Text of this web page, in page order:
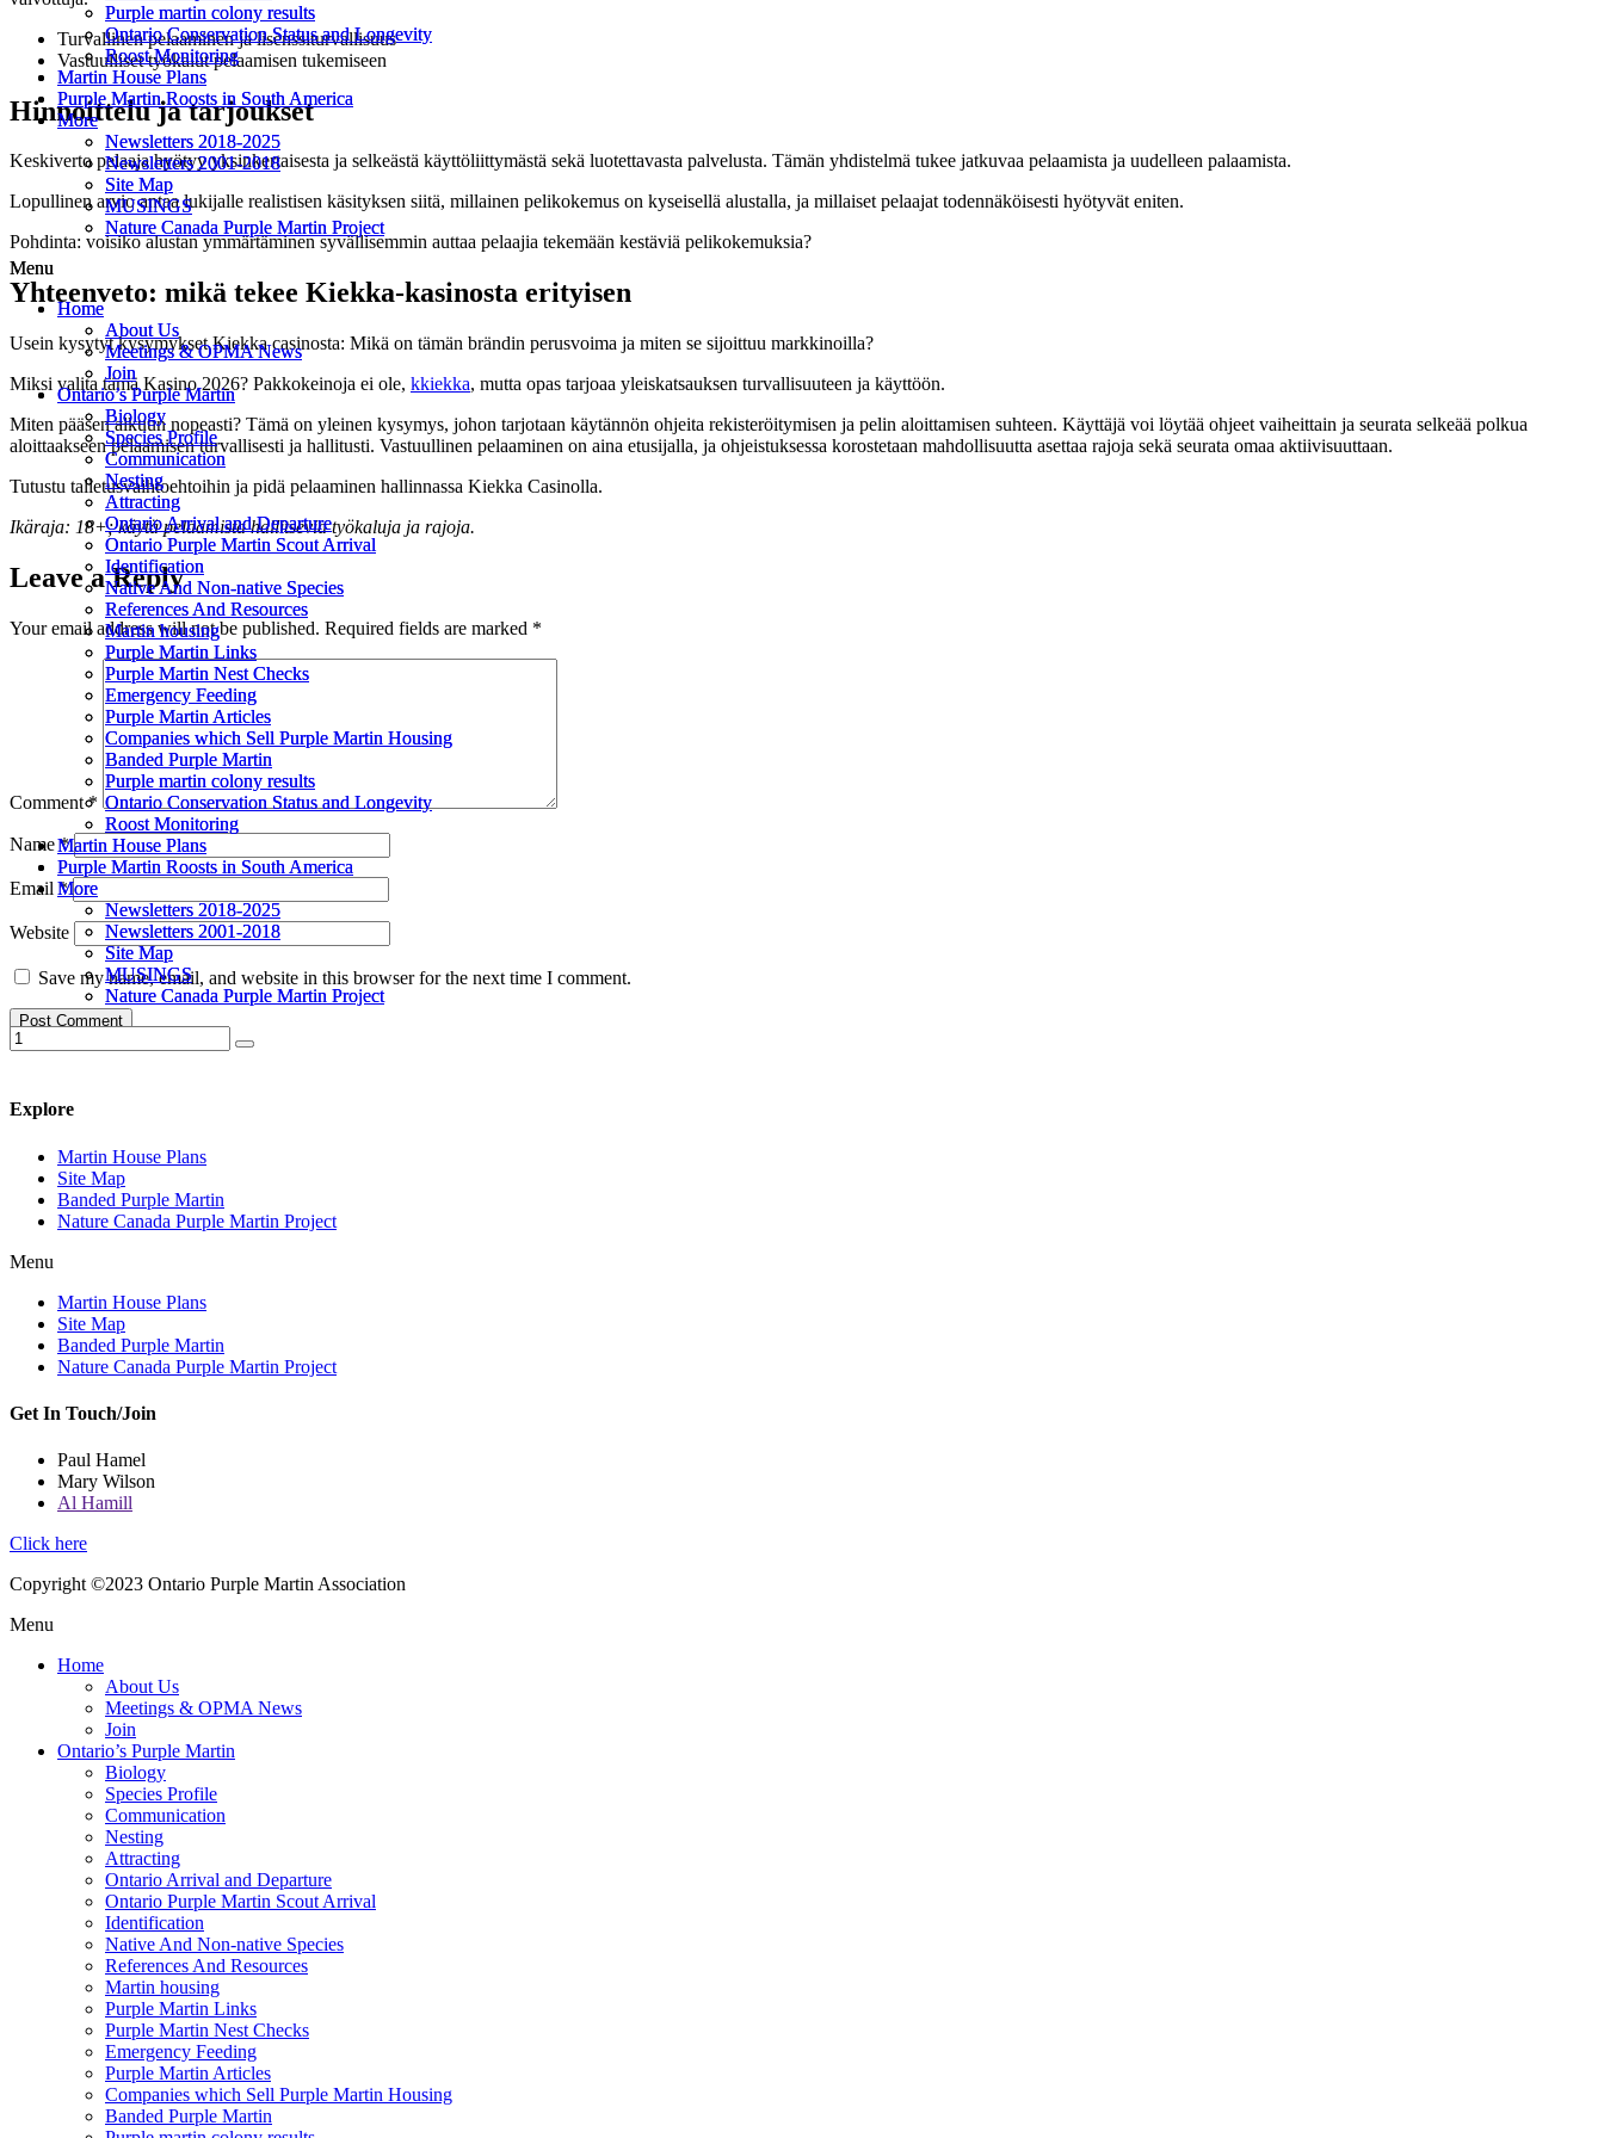
Purple martin colony results
Ontario Conservation Status and Longevity
Roost Monitoring
Martin House Plans
Purple Martin Roosts in South America
More
Newsletters 2018-2025
Newsletters 2001-2018
Site Map
MUSINGS
Nature Canada Purple Martin Project
Menu
Home
About Us
Meetings & OPMA News
Join
Ontario’s Purple Martin
Biology
Species Profile
Communication
Nesting
Attracting
Ontario Arrival and Departure
Ontario Purple Martin Scout Arrival
Identification
Native And Non-native Species
References And Resources
Martin housing
Purple Martin Links
Purple Martin Nest Checks
Emergency Feeding
Purple Martin Articles
Companies which Sell Purple Martin Housing
Banded Purple Martin
Purple martin colony results
Ontario Conservation Status and Longevity
Roost Monitoring
Martin House Plans
Purple Martin Roosts in South America
More
Newsletters 2018-2025
Newsletters 2001-2018
Site Map
MUSINGS
Nature Canada Purple Martin Project
Purple martin colony results
Ontario Conservation Status and Longevity
Roost Monitoring
Martin House Plans
Purple Martin Roosts in South America
More
Newsletters 2018-2025
Newsletters 2001-2018
Site Map
MUSINGS
Nature Canada Purple Martin Project
Menu
Home
About Us
Meetings & OPMA News
Join
Ontario’s Purple Martin
Biology
Species Profile
Communication
Nesting
Attracting
Ontario Arrival and Departure
Ontario Purple Martin Scout Arrival
Identification
Native And Non-native Species
References And Resources
Martin housing
Purple Martin Links
Purple Martin Nest Checks
Emergency Feeding
Purple Martin Articles
Companies which Sell Purple Martin Housing
Banded Purple Martin
Purple martin colony results
Ontario Conservation Status and Longevity
Roost Monitoring
Martin House Plans
Purple Martin Roosts in South America
More
Newsletters 2018-2025
Newsletters 2001-2018
Site Map
MUSINGS
Nature Canada Purple Martin Project
Turvallinen pelaaminen ja lisenssiturvallisuus
Vastuulliset työkalut pelaamisen tukemiseen
Hinnoittelu ja tarjoukset
Keskiverto pelaaja hyötyy yksinkertaisesta ja selkeästä käyttöliittymästä sekä luotettavasta palvelusta. Tämän yhdistelmä tukee jatkuvaa pelaamista ja uudelleen palaamista.
Lopullinen arvio antaa lukijalle realistisen käsityksen siitä, millainen pelikokemus on kyseisellä alustalla, ja millaiset pelaajat todennäköisesti hyötyvät eniten.
Pohdinta: voisiko alustan ymmärtäminen syvällisemmin auttaa pelaajia tekemään kestäviä pelikokemuksia?
Yhteenveto: mikä tekee Kiekka-kasinosta erityisen
Usein kysytyt kysymykset Kiekka casinosta: Mikä on tämän brändin perusvoima ja miten se sijoittuu markkinoilla?
Miksi valita tämä Kasino 2026? Pakkokeinoja ei ole, kkiekka, mutta opas tarjoaa yleiskatsauksen turvallisuuteen ja käyttöön.
Miten pääsen alkuun nopeasti? Tämä on yleinen kysymys, johon tarjotaan käytännön ohjeita rekisteröitymisen ja pelin aloittamisen suhteen. Käyttäjä voi löytää ohjeet vaiheittain ja seurata selkeää polkua
aloittaakseen pelaamisen turvallisesti ja hallitusti. Vastuullinen pelaaminen on aina etusijalla, ja ohjeistuksessa korostetaan mahdollisuutta asettaa rajoja sekä seurata omaa aktiivisuuttaan.
Tutustu talletusvaihtoehtoihin ja pidä pelaaminen hallinnassa Kiekka Casinolla.
Ikäraja: 18+; käytä pelaamista hallitsevia työkaluja ja rajoja.
Leave a Reply
Your email address will not be published. Required fields are marked *
Comment*
Name*
Email*
Website
Save my name, email, and website in this browser for the next time I comment.
Explore
Martin House Plans
Site Map
Banded Purple Martin
Nature Canada Purple Martin Project
Menu
Martin House Plans
Site Map
Banded Purple Martin
Nature Canada Purple Martin Project
Get In Touch/Join
Paul Hamel
Mary Wilson
Al Hamill
Click here
Copyright ©2023 Ontario Purple Martin Association
Menu
Home
About Us
Meetings & OPMA News
Join
Ontario’s Purple Martin
Biology
Species Profile
Communication
Nesting
Attracting
Ontario Arrival and Departure
Ontario Purple Martin Scout Arrival
Identification
Native And Non-native Species
References And Resources
Martin housing
Purple Martin Links
Purple Martin Nest Checks
Emergency Feeding
Purple Martin Articles
Companies which Sell Purple Martin Housing
Banded Purple Martin